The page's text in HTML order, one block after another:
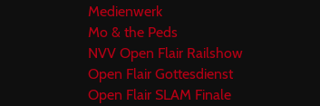
Medienwerk
Mo & the Peds
NVV Open Flair Railshow
Open Flair Gottesdienst
Open Flair SLAM Finale